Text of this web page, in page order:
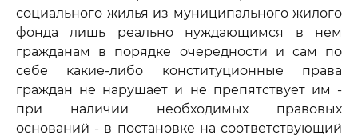
социального жилья из муниципального жилого
фонда лишь реально нуждающимся в нем
гражданам в порядке очередности и сам по
себе какие-либо конституционные права
граждан не нарушает и не препятствует им -
при наличии необходимых правовых
оснований - в постановке на соответствующий